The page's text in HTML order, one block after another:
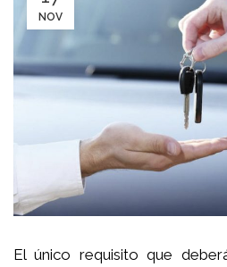
NOV
El único requisito que